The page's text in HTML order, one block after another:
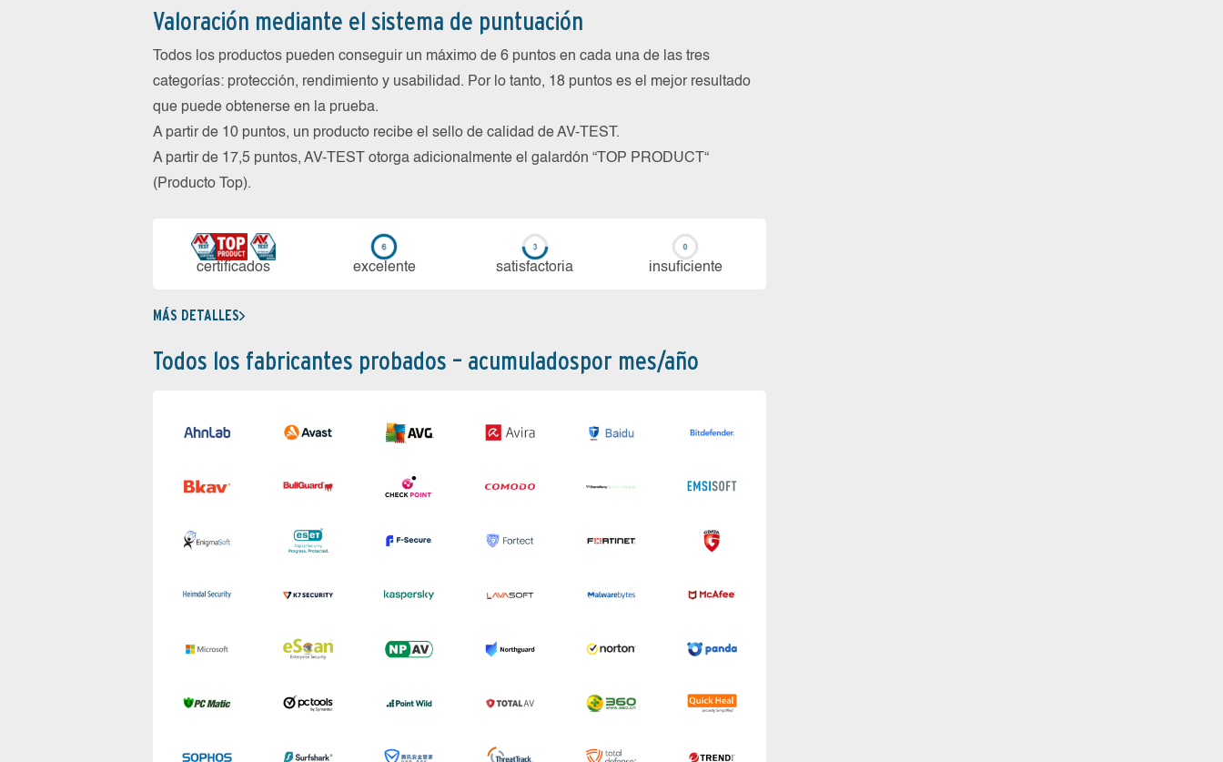
Valoración mediante el sistema de puntuación
Todos los productos pueden conseguir un máximo de 6 puntos en cada una de las tres
categorías: protección, rendimiento y usabilidad. Por lo tanto, 18 puntos es el mejor resultado
que puede obtenerse en la prueba.
A partir de 10 puntos, un producto recibe el sello de calidad de AV-TEST.
A partir de 17,5 puntos, AV-TEST otorga adicionalmente el galardón “TOP PRODUCT“
(Producto Top).
certi­ficados ex­ce­len­te sa­tis­fac­to­ria in­su­fi­cien­te
MÁS DETALLES
Todos los fabricantes probados – acumuladospor mes/año